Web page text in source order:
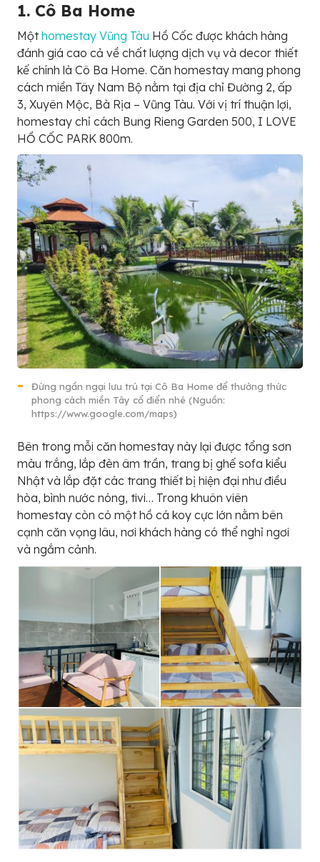
1. Cô Ba Home
Mộthomestay Vũng Tàu Hồ Cốc được khách hàng
đánh giá cao cả về chất lượng dịch vụ và decor thiết
kế chính là Cô Ba Home. Căn homestay mang phong
cách miền Tây Nam Bộ nằm tại địa chỉ Đường 2, ấp
3, Xuyên Mộc, Bà Rịa – Vũng Tàu. Với vị trí thuận lợi,
homestay chỉ cách Bung Rieng Garden 500, I LOVE
HỒ CỐC PARK 800m.
Đừng ngần ngại lưu trú tại Cô Ba Home để thưởng thức
phong cách miền Tây cổ điển nhé (Nguồn:
https://www.google.com/maps)
Bên trong mỗi căn homestay này lại được tổng sơn
màu trắng, lắp đèn âm trần, trang bị ghế sofa kiểu
Nhật và lắp đặt các trang thiết bị hiện đại như điều
hòa, bình nước nóng, tivi… Trong khuôn viên
homestay còn có một hồ cá koy cực lớn nằm bên
cạnh căn vọng lâu, nơi khách hàng có thể nghỉ ngơi
và ngắm cảnh.